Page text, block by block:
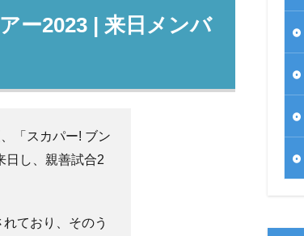
ー2023 | 来日メンバ
「スカパー! ブン
日し、親善試合2
ており、そのう